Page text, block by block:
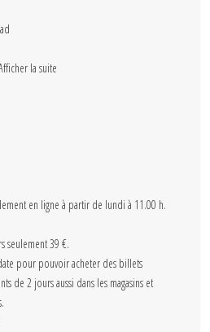
la suite
en ligne à partir de lundi à 11.00 h.
seulement 39 €.
pour pouvoir acheter des billets
de 2 jours aussi dans les magasins et